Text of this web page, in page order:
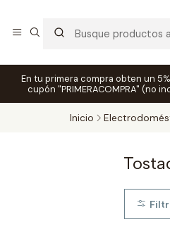
En tu primera compra obten un
cupón "PRIMERACOMPRA" (no
Inicio